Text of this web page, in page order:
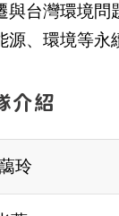
與台灣環境問
源、環境等永
介紹
玲